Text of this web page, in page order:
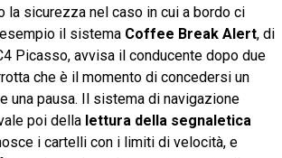
la sicurezza nel caso in cui a bordo ci
il sistema Coffee Break Alert, di
Picasso, avvisa il conducente dopo due
che è il momento di concedersi un
una pausa. Il sistema di navigazione
poi della lettura della segnaletica
i cartelli con i limiti di velocità, e